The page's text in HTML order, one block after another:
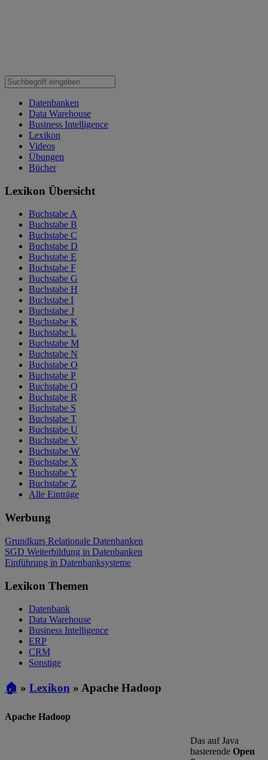
Datenbanken
Data Warehouse
Business Intelligence
Lexikon
Videos
Übungen
Bücher
Lexikon Übersicht
Buchstabe A
Buchstabe B
Buchstabe C
Buchstabe D
Buchstabe E
Buchstabe F
Buchstabe G
Buchstabe H
Buchstabe I
Buchstabe J
Buchstabe K
Buchstabe L
Buchstabe M
Buchstabe N
Buchstabe O
Buchstabe P
Buchstabe Q
Buchstabe R
Buchstabe S
Buchstabe T
Buchstabe U
Buchstabe V
Buchstabe W
Buchstabe X
Buchstabe Y
Buchstabe Z
Alle Einträge
Werbung
Grundkurs Relationale Datenbanken
SGD Weiterbildung in Datenbanken
Einführung in Datenbanksysteme
Lexikon Themen
Datenbank
Data Warehouse
Business Intelligence
ERP
CRM
Sonstige
🏠 » Lexikon » Apache Hadoop
Apache Hadoop
Das auf Java
basierende Open